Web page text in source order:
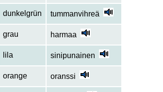
dunkelgrün tummanvihreä
grau harmaa
lila sinipunainen
orange oranssi